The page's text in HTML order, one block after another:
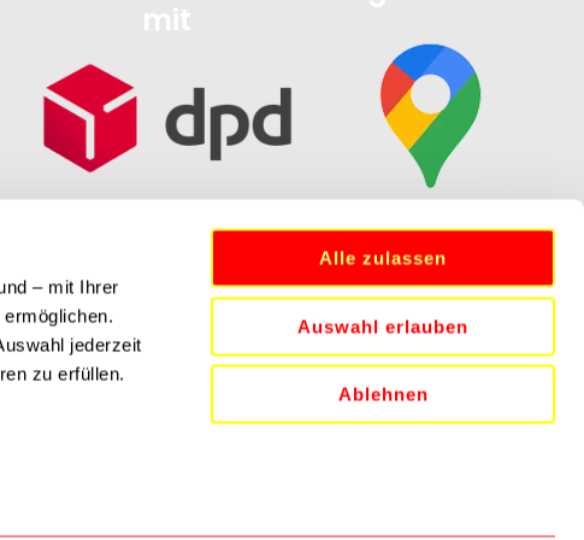
– mit Ihrer
jederzeit
zu erfüllen.
Alle zulassen
Auswahl erlauben
Ablehnen